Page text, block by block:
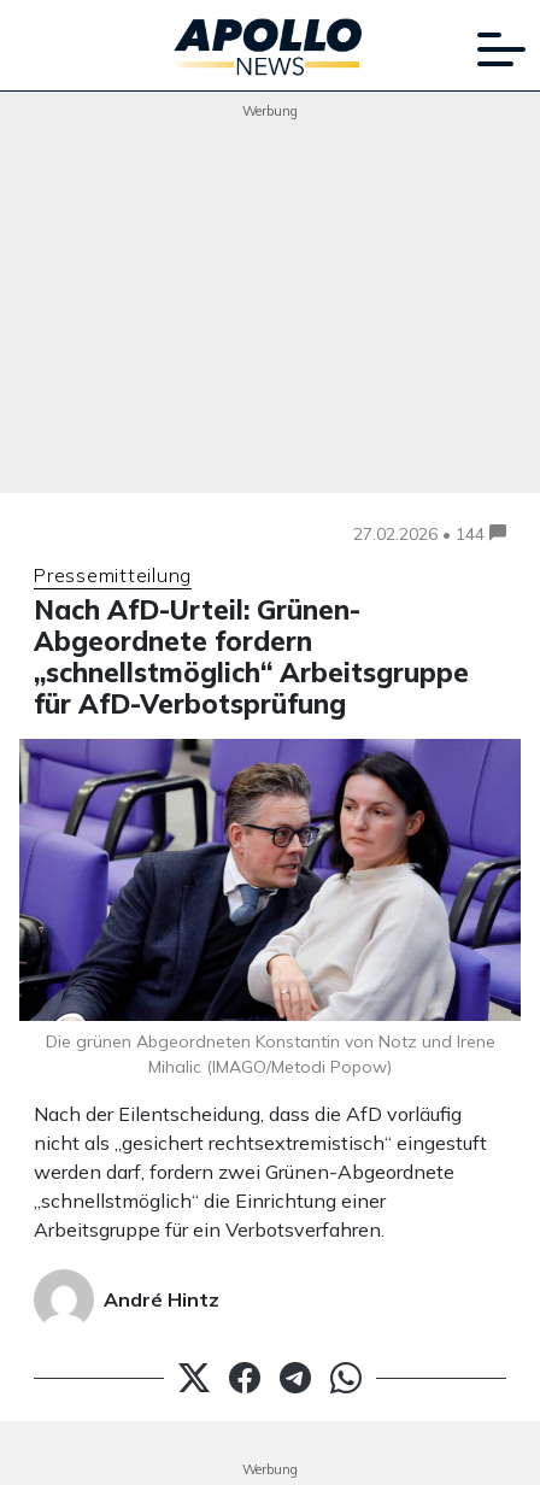
Werbung
27.02.2026 • 144
Pressemitteilung
Nach AfD-Urteil: Grünen-
Abgeordnete fordern
„schnellstmöglich“ Arbeitsgruppe
für AfD-Verbotsprüfung
Nach der Eilentscheidung, dass die AfD vorläufig
nicht als „gesichert rechtsextremistisch“ eingestuft
werden darf, fordern zwei Grünen-Abgeordnete
„schnellstmöglich“ die Einrichtung einer
Arbeitsgruppe für ein Verbotsverfahren.
André Hintz
Die grünen Abgeordneten Konstantin von Notz und Irene
Mihalic (IMAGO/Metodi Popow)
Werbung